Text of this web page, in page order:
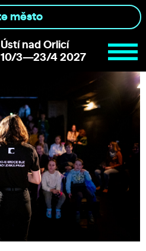
Ústí nad Orlicí
10/3—23/4 2027